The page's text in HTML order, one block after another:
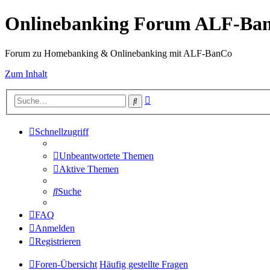
Onlinebanking Forum ALF-
Forum zu Homebanking & Onlinebanking mit ALF-BanCo
Zum Inhalt
Suche
Schnellzugriff
Unbeantwortete Themen
Aktive Themen
Suche
FAQ
Anmelden
Registrieren
Foren-Übersicht Häufig gestellte Fragen